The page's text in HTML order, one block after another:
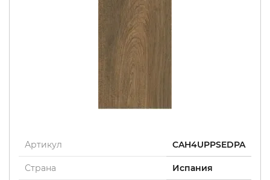
Артикул CAH4UPPSEDPA
Страна Испания